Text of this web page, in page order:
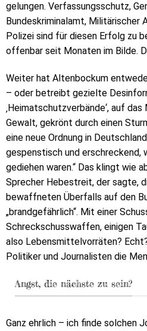
gelungen. Verfassungsschutz,
Bundeskriminalamt, Militärischer
Polizei sind für diesen Erfolg zu
offenbar seit Monaten im Bilde.
Weiter hat Altenbockum
– oder betreibt gezielte
‚Heimatschutzverbände‘, auf
Gewalt, gekrönt durch einen
eine neue Ordnung in
gespenstisch und erschreckend,
gediehen waren.“ Das klingt wie
Sprecher Hebestreit, der sagte,
bewaffneten Überfalls auf den
„brandgefährlich“. Mit einer
Schreckschusswaffen, einigen
also Lebensmittelvorräten?
Politiker und Journalisten die
Angst, die nächste zu sein?
Ganz ehrlich – ich finde solchen